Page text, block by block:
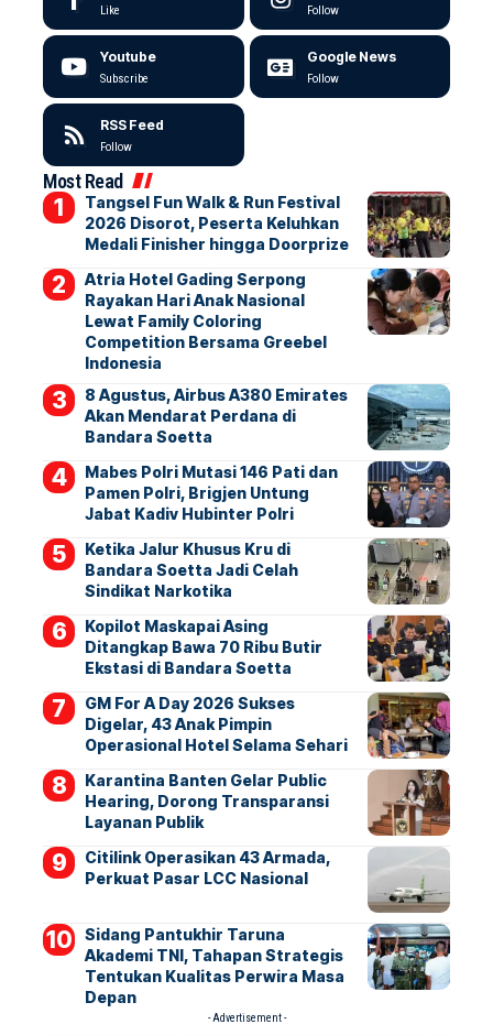
Like Follow
Youtube
Subscribe
Google News
Follow
RSS Feed
Follow
Most Read
Tangsel Fun Walk & Run Festival
2026 Disorot, Peserta Keluhkan
Medali Finisher hingga Doorprize
Atria Hotel Gading Serpong
Rayakan Hari Anak Nasional
Lewat Family Coloring
Competition Bersama Greebel
Indonesia
8 Agustus, Airbus A380 Emirates
Akan Mendarat Perdana di
Bandara Soetta
Mabes Polri Mutasi 146 Pati dan
Pamen Polri, Brigjen Untung
Jabat Kadiv Hubinter Polri
Ketika Jalur Khusus Kru di
Bandara Soetta Jadi Celah
Sindikat Narkotika
Kopilot Maskapai Asing
Ditangkap Bawa 70 Ribu Butir
Ekstasi di Bandara Soetta
GM For A Day 2026 Sukses
Digelar, 43 Anak Pimpin
Operasional Hotel Selama Sehari
Karantina Banten Gelar Public
Hearing, Dorong Transparansi
Layanan Publik
Citilink Operasikan 43 Armada,
Perkuat Pasar LCC Nasional
Sidang Pantukhir Taruna
Akademi TNI, Tahapan Strategis
Tentukan Kualitas Perwira Masa
Depan
- Advertisement -